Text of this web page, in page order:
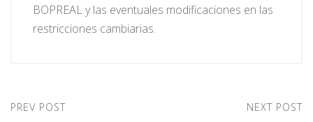
BOPREAL y las eventuales modificaciones en las
restricciones cambiarias.
PREV POST NEXT POST